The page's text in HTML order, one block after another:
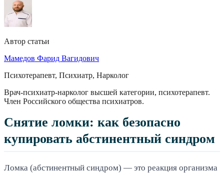
Автор статьи
Мамедов Фарид Вагидович
Психотерапевт, Психиатр, Нарколог
Врач-психиатр-нарколог высшей категории, психотерапевт.
Член Российского общества психиатров.
Снятие ломки: как безопасно
купировать абстинентный синдром
Ломка (абстинентный синдром) — это реакция организма